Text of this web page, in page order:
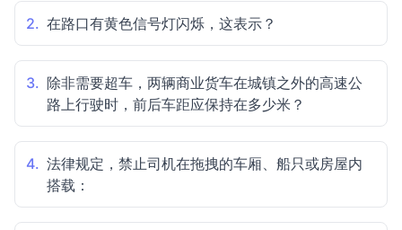
2. 在路口有黄色信号灯闪烁，这表示？
3. 除非需要超车，两辆商业货车在城镇之外的高速公
路上行驶时，前后车距应保持在多少米？
4. 法律规定，禁止司机在拖拽的车厢、船只或房屋内
搭载：